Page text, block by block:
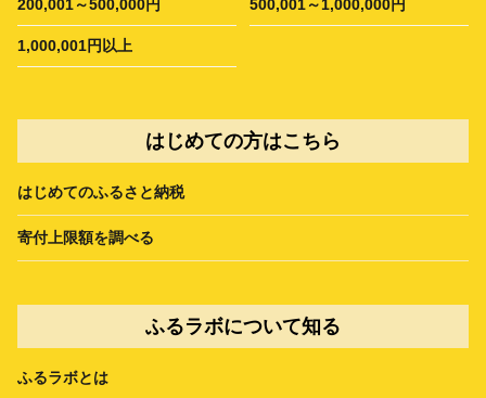
200,001～500,000円 500,001～1,000,000円
1,000,001円以上
はじめての方はこちら
はじめてのふるさと納税
寄付上限額を調べる
ふるラボについて知る
ふるラボとは